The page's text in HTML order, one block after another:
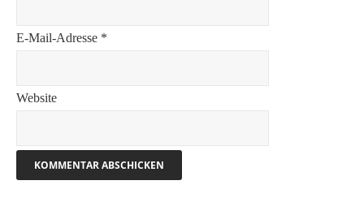
E-Mail-Adresse *
Website